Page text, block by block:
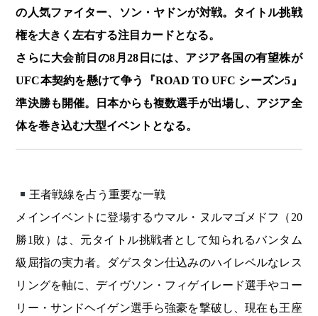
の人気ファイター、ソン・ヤドンが対戦。タイトル挑戦
権を大きく左右する注目カードとなる。
さらに大会前日の8月28日には、アジア各国の有望株が
UFC本契約を懸けて争う『ROAD TO UFC シーズン5』
準決勝も開催。日本からも複数選手が出場し、アジア全
体を巻き込む大型イベントとなる。
王者戦線を占う重要な一戦
メインイベントに登場するウマル・ヌルマゴメドフ（20
勝1敗）は、元タイトル挑戦者として知られるバンタム
級屈指の実力者。ダゲスタン仕込みのハイレベルなレス
リングを軸に、デイヴソン・フィゲイレード選手やコー
リー・サンドヘイゲン選手ら強豪を撃破し、現在も王座